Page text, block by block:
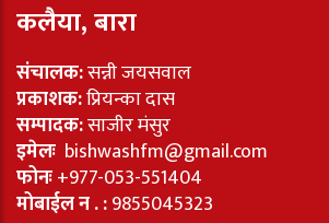
कलैया, बारा
संचालक:सन्नी जयसवाल
प्रकाशक:प्रियन्का दास
सम्पादक:साजीर मंसुर
इमेलः bishwashfm@gmail.com
फोनः+977-053-551404
मोबाईल न . :9855045323